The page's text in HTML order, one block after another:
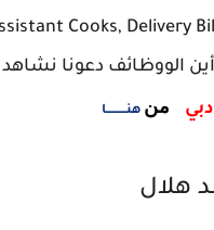
Cooks, Delivery
من هنـــــــــا
هلال